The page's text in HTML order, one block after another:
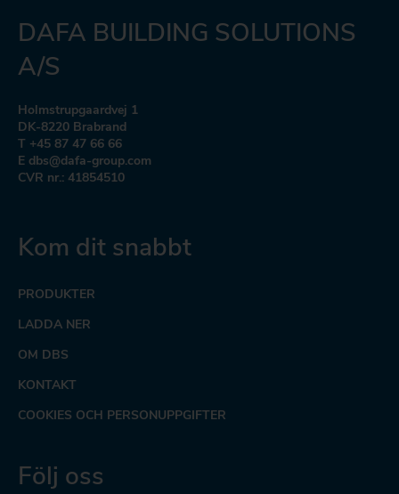
DAFA BUILDING SOLUTIONS
A/S
Holmstrupgaardvej 1
DK-8220 Brabrand
T +45 87 47 66 66
E dbs@dafa-group.com
CVR nr.: 41854510
Kom dit snabbt
PRODUKTER
LADDA NER
OM DBS
KONTAKT
COOKIES OCH PERSONUPPGIFTER
Följ oss